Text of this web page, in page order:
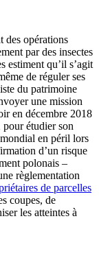
des opérations
par des insectes
estiment qu’il s’agit
de réguler ses
du patrimoine
une mission
en décembre 2018
étudier son
en péril lors
d’un risque
polonais –
règlementation
de parcelles
coupes, de
les atteintes à